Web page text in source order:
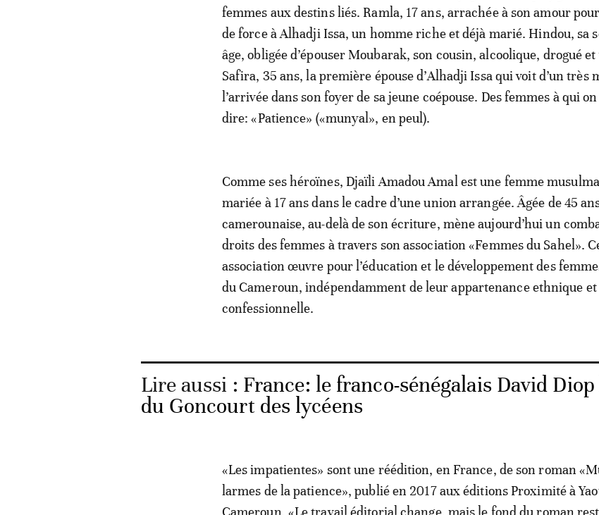
femmes aux destins liés. Ramla, 17 ans, arrachée à son amour
de force à Alhadji Issa, un homme riche et déjà marié. Hindou, sa
âge, obligée d’épouser Moubarak, son cousin, alcoolique, drogué
Safira, 35 ans, la première épouse d’Alhadji Issa qui voit d’un très
l’arrivée dans son foyer de sa jeune coépouse. Des femmes à qui
dire: «Patience» («munyal», en peul).
Comme ses héroïnes, Djaïli Amadou Amal est une femme
mariée à 17 ans dans le cadre d’une union arrangée. Âgée de 45
camerounaise, au-delà de son écriture, mène aujourd’hui un
droits des femmes à travers son association «Femmes du Sahel».
association œuvre pour l’éducation et le développement des
du Cameroun, indépendamment de leur appartenance ethnique et
confessionnelle.
Lire aussi : France: le franco-sénégalais David
du Goncourt des lycéens
«Les impatientes» sont une réédition, en France, de son roman
larmes de la patience», publié en 2017 aux éditions Proximité à
Cameroun. «Le travail éditorial change, mais le fond du roman